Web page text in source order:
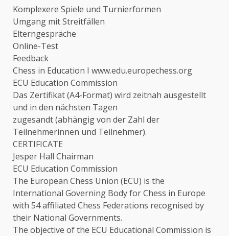
Komplexere Spiele und Turnierformen
Umgang mit Streitfällen
Elterngespräche
Online-Test
Feedback
Chess in Education I www.edu.europechess.org
ECU Education Commission
Das Zertifikat (A4-Format) wird zeitnah ausgestellt
und in den nächsten Tagen
zugesandt (abhängig von der Zahl der
Teilnehmerinnen und Teilnehmer).
CERTIFICATE
Jesper Hall Chairman
ECU Education Commission
The European Chess Union (ECU) is the
International Governing Body for Chess in Europe
with 54 affiliated Chess Federations recognised by
their National Governments.
The objective of the ECU Educational Commission is